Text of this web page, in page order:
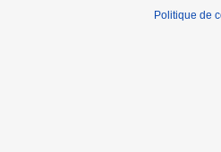
Politique de